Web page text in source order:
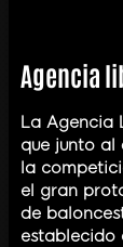
Agencia
La Agencia
que junto
la
el gran
de
establecido